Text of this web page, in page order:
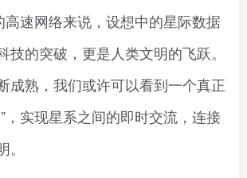
高速网络来说，设想中的星际数据
技的突破，更是人类文明的飞跃。
成熟，我们或许可以看到一个真正
，实现星系之间的即时交流，连接